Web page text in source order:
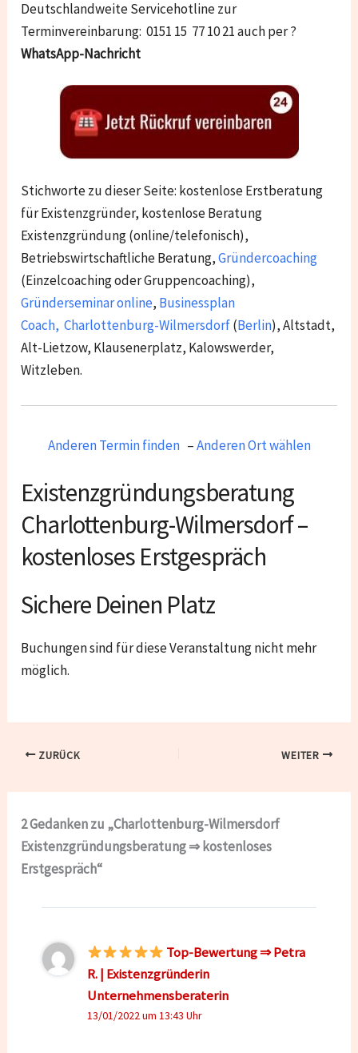
Deutschlandweite Servicehotline zur
Terminvereinbarung: 0151 15 77 10 21 auch per ?
WhatsApp-Nachricht
Stichworte zu dieser Seite: kostenlose Erstberatung
für Existenzgründer, kostenlose Beratung
Existenzgründung (online/telefonisch),
Betriebswirtschaftliche Beratung,Gründercoaching
(Einzelcoaching oder Gruppencoaching),
Gründerseminar online, Businessplan
Coach, Charlottenburg-Wilmersdorf(Berlin),Altstadt,
Alt-Lietzow, Klausenerplatz, Kalowswerder,
Witzleben.
Anderen Termin finden–Anderen Ort wählen
Existenzgründungsberatung
Charlottenburg-Wilmersdorf –
kostenloses Erstgespräch
Sichere Deinen Platz
Buchungen sind für diese Veranstaltung nicht mehr
möglich.
ZURÜCK WEITER
2 Gedanken zu „Charlottenburg-Wilmersdorf
Existenzgründungsberatung ⇒ kostenloses
Erstgespräch“
Top-Bewertung ⇒ Petra
R. | Existenzgründerin
Unternehmensberaterin
13/01/2022 um 13:43 Uhr